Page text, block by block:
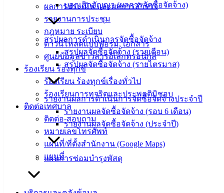
ผลการประเมิน และผลการสำรวจ
รายงานการประชุม
กฎหมาย ระเบียบ
ดาวน์โหลดแบบฟอร์ม, เอกสาร
ศูนย์ข้อมูลข่าวสารอิเล็กทรอนิกส์
ร้องเรียน ร้องทุกข์
ร้องเรียน ร้องทุกข์เรื่องทั่วไป
ร้องเรียนการทุจริตและประพฤติมิชอบ
ติดต่อเทศบาล
ติดต่อ-สอบถาม
หมายเลขโทรศัพท์
แผนที่/ที่ตั้งสำนักงาน (Google Maps)
แผนที่
บอกเลิกสัญญา (ผลการจัดซื้อจัดจ้าง)
สรุปผลการดำเนินการจัดซื้อจัดจ้าง
สรุปผลจัดซื้อจัดจ้าง (รายเดือน)
สรุปผลจัดซื้อจัดจ้าง (รายไตรมาส)
รายงานผลการดำเนินการจัดซื้อจัดจ้างประจำปี
รายงานผลจัดซื้อจัดจ้าง (รอบ 6 เดือน)
รายงานผลจัดซื้อจัดจ้าง (ประจำปี)
แผนการซ่อมบำรุงพัสดุ
ข้อมูล
ข่าวสาร
อิเล็กทรอนิกส์
องค์
ความรู้
(Knowledge
Management)
ติดต่อ
เทศบาล
สายตรง
นายก
ประวัติ